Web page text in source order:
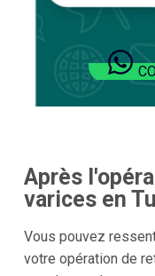
Après
varices en
Vous pouvez
votre opération de